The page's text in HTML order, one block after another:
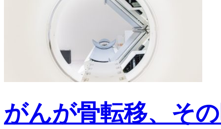
がんが骨転移、そ